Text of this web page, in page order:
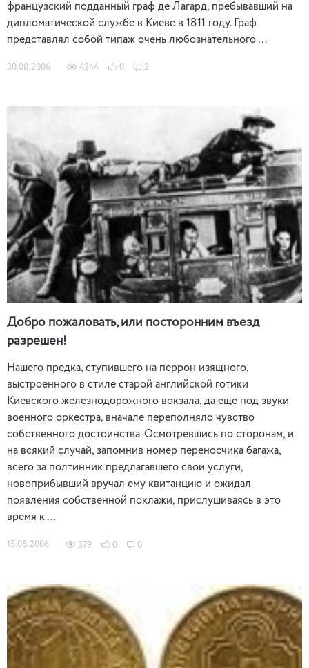
французский подданный граф де Лагард, пребывавший на
дипломатической службе в Киеве в 1811 году. Граф
представлял собой типаж очень любознательного …
30.08.2006 4244 0 2
Добро пожаловать, или посторонним въезд
разрешен!
Нашего предка, ступившего на перрон изящного,
выстроенного в стиле старой английской готики
Киевского железнодорожного вокзала, да еще под звуки
военного оркестра, вначале переполняло чувство
собственного достоинства. Осмотревшись по сторонам, и
на всякий случай, запомнив номер переносчика багажа,
всего за полтинник предлагавшего свои услуги,
новоприбывший вручал ему квитанцию и ожидал
появления собственной поклажи, прислушиваясь в это
время к …
15.08.2006 379 0 0